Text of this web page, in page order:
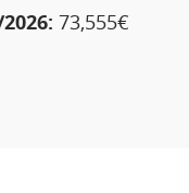
73,555€